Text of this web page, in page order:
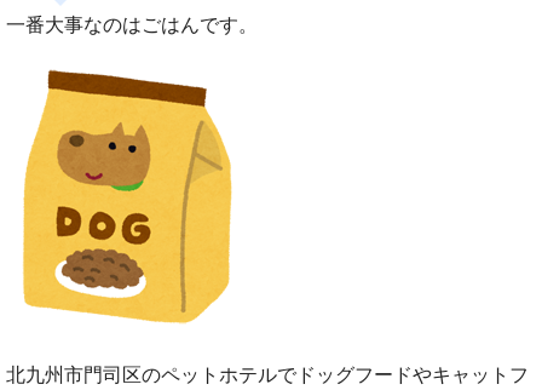
一番大事なのはごはんです。
北九州市門司区のペットホテルでドッグフードやキャットフ